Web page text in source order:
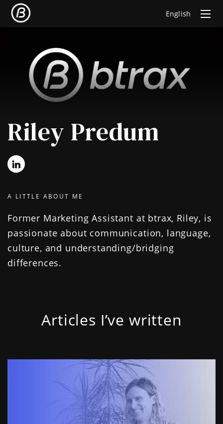
English
Riley Predum
A LITTLE ABOUT ME
Former Marketing Assistant at btrax, Riley, is
passionate about communication, language,
culture, and understanding/bridging
differences.
Articles I’ve written